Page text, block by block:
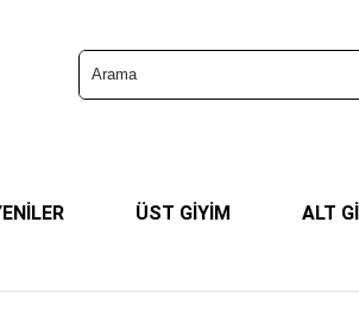
ÜST GİYİM ALT